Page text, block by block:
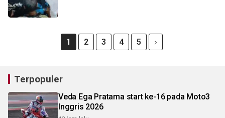
1 2 3 4 5
Terpopuler
Veda Ega Pratama start ke-16 pada Moto3
Inggris 2026